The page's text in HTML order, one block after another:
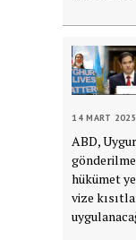
14 MART
ABD,
hükümet
vize